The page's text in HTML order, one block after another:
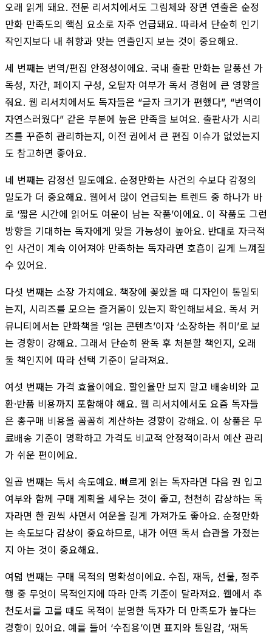
오래 읽게 돼요. 전문 리서치에서도 그림체와 장면 연출은 순정
만화 만족도의 핵심 요소로 자주 언급돼요. 따라서 단순히 인기
작인지보다 내 취향과 맞는 연출인지 보는 것이 중요해요.
세 번째는 번역/편집 안정성이에요. 국내 출판 만화는 말풍선 가
독성, 자간, 페이지 구성, 오탈자 여부가 독서 경험에 큰 영향을
줘요. 웹 리서치에서도 독자들은 “글자 크기가 편했다”, “번역이
자연스러웠다” 같은 부분에 높은 만족을 보여요. 출판사가 시리
즈를 꾸준히 관리하는지, 이전 권에서 큰 편집 이슈가 없었는지
도 참고하면 좋아요.
네 번째는 감정선 밀도예요. 순정만화는 사건의 수보다 감정의
밀도가 더 중요해요. 웹에서 많이 언급되는 트렌드 중 하나가 바
로 ‘짧은 시간에 읽어도 여운이 남는 작품’이에요. 이 작품도 그런
방향을 기대하는 독자에게 맞을 가능성이 높아요. 반대로 자극적
인 사건이 계속 이어져야 만족하는 독자라면 호흡이 길게 느껴질
수 있어요.
다섯 번째는 소장 가치예요. 책장에 꽂았을 때 디자인이 통일되
는지, 시리즈를 모으는 즐거움이 있는지 확인해보세요. 독서 커
뮤니티에서는 만화책을 ‘읽는 콘텐츠’이자 ‘소장하는 취미’로 보
는 경향이 강해요. 그래서 단순히 완독 후 처분할 책인지, 오래
둘 책인지에 따라 선택 기준이 달라져요.
여섯 번째는 가격 효율이에요. 할인율만 보지 말고 배송비와 교
환·반품 비용까지 포함해야 해요. 웹 리서치에서도 요즘 독자들
은 총구매 비용을 꼼꼼히 계산하는 경향이 강해요. 이 상품은 무
료배송 기준이 명확하고 가격도 비교적 안정적이라서 예산 관리
가 쉬운 편이에요.
일곱 번째는 독서 속도예요. 빠르게 읽는 독자라면 다음 권 입고
여부와 함께 구매 계획을 세우는 것이 좋고, 천천히 감상하는 독
자라면 한 권씩 사면서 여운을 길게 가져가도 좋아요. 순정만화
는 속도보다 감상이 중요하므로, 내가 어떤 독서 습관을 가졌는
지 아는 것이 중요해요.
여덟 번째는 구매 목적의 명확성이에요. 수집, 재독, 선물, 정주
행 중 무엇이 목적인지에 따라 만족 기준이 달라져요. 웹에서 추
천도서를 고를 때도 목적이 분명한 독자가 더 만족도가 높다는
경향이 있어요. 예를 들어 ‘수집용’이면 표지와 통일감, ‘재독